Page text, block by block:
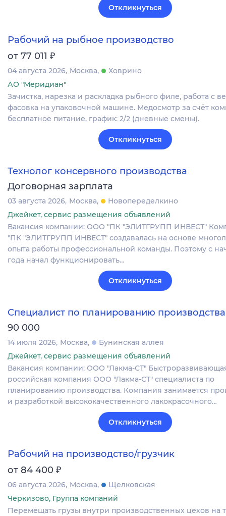
Откликнуться
Рабочий на рыбное производство
от 77 011 ₽
04 августа 2026 Москва
Ховрино
АО "Меридиан"
Зачистка, нарезка и раскладка рыбного филе, работа с
фасовка на упаковочной машине. Медосмотр за счёт
бесплатное питание, график: 2/2 (дневные смены).
Откликнуться
Технолог консервного производства
Договорная зарплата
03 августа 2026 Москва
Новопеределкино
Джейкет, сервис размещения объявлений
Вакансия компании: ООО "ПК "ЭЛИТГРУПП ИНВЕСТ"
"ПК "ЭЛИТГРУПП ИНВЕСТ" создавалась на основе
опыта работы профессиональной команды. Поэтому с
года начал функционировать…
Откликнуться
Специалист по планированию производства
90 000
14 июля 2026 Москва
Бунинская аллея
Джейкет, сервис размещения объявлений
Вакансия компании: ООО "Лакма-СТ"
российская компания ООО "Лакма-СТ" специалиста по
планированию производства. Компания занимается
и разработкой высококачественного лакокрасочного…
Откликнуться
Рабочий на производство/грузчик
от 84 400 ₽
06 августа 2026 Москва
Щелковская
Черкизово, Группа компаний
Перемещать грузы внутри производственных цехов на